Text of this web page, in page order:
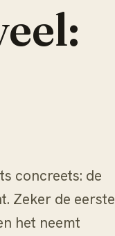
concreets: de
Zeker de eerste
het neemt